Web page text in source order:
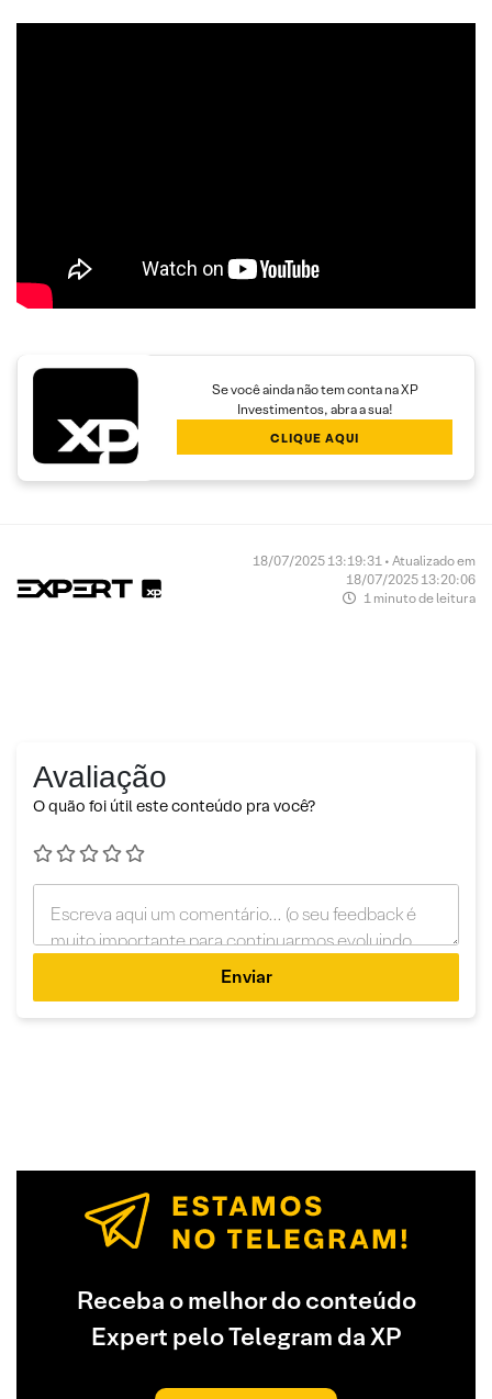
Se você ainda não tem conta na XP
Investimentos, abra a sua!
CLIQUE AQUI
18/07/2025 13:19:31 • Atualizado em
18/07/2025 13:20:06
1 minuto de leitura
Avaliação
O quão foi útil este conteúdo pra você?
Enviar
Receba o melhor do conteúdo
Expert pelo Telegram da XP